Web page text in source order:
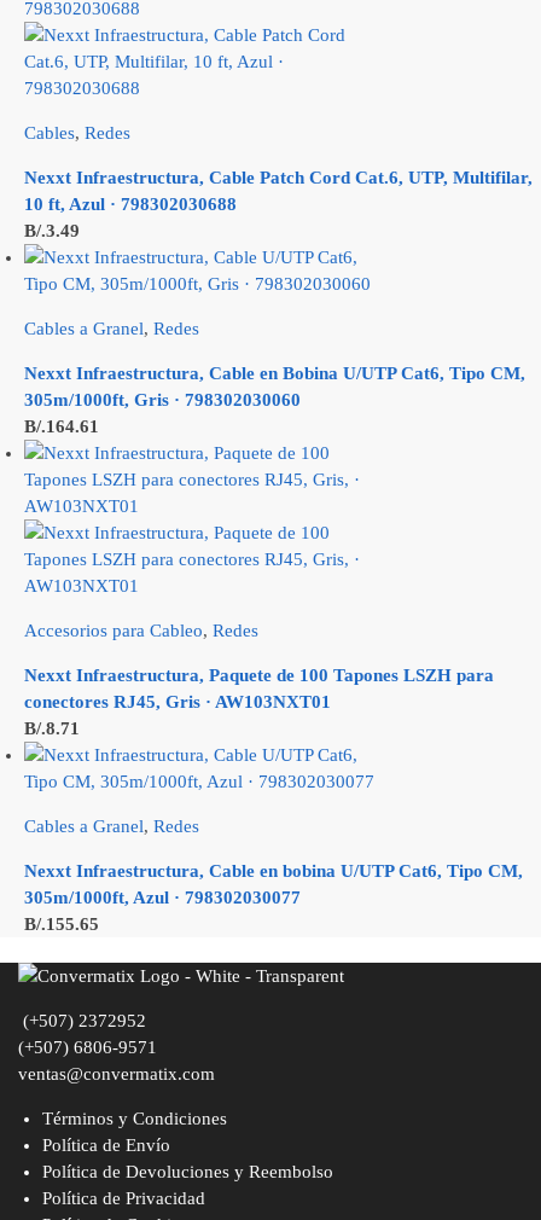
Cables, Redes
Nexxt Infraestructura, Cable Patch Cord Cat.6, UTP, Multifilar,
10 ft, Azul · 798302030688
B/.3.49
Cables a Granel, Redes
Nexxt Infraestructura, Cable en Bobina U/UTP Cat6, Tipo CM,
305m/1000ft, Gris · 798302030060
B/.164.61
Accesorios para Cableo, Redes
Nexxt Infraestructura, Paquete de 100 Tapones LSZH para
conectores RJ45, Gris · AW103NXT01
B/.8.71
Cables a Granel, Redes
Nexxt Infraestructura, Cable en bobina U/UTP Cat6, Tipo CM,
305m/1000ft, Azul · 798302030077
B/.155.65
(+507) 2372952
(+507) 6806-9571
ventas@convermatix.com
Términos y Condiciones
Política de Envío
Política de Devoluciones y Reembolso
Política de Privacidad